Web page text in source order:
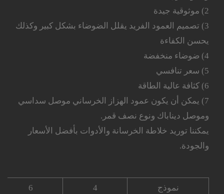
2) موثوقية جيدة
3) تصميم العمود الفريد يقلل الضوضاء بشكل كبير وكذلك
يحسن الكفاءة
4) ضوضاء منخفضة
5) سعر تنافسي
6) كثافة عالية الطاقة
7) يمكن أن يكون عمود الهزاز الخرساني موصل سداسي
وموصل ديناباك ونوع نصف قمر.
يمكننا توريد خلاطة الخرسانة والأدوات بأفضل الأسعار
والجودة.
نموذج 4
6